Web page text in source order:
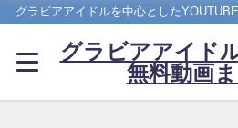
グラビアアイドルを中心とした
グラビアアイド
無料動画